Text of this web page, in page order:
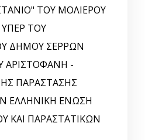
ΤΟΥ ΜΟΛΙΕΡΟΥ
ΤΟΥ
ΔΗΜΟΥ ΣΕΡΡΩΝ
ΑΡΙΣΤΟΦΑΝΗ -
ΠΑΡΑΣΤΑΣΗΣ
ΕΛΛΗΝΙΚΗ EΝΩΣΗ
ΚΑΙ ΠΑΡΑΣΤΑΤΙΚΩΝ